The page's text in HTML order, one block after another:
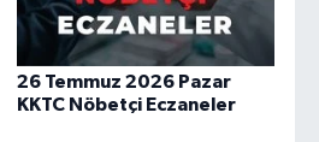
26 Temmuz 2026 Pazar
KKTC Nöbetçi Eczaneler